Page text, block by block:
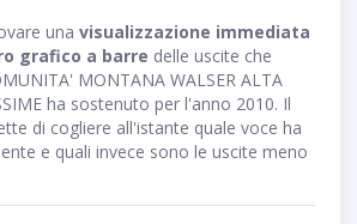
una visualizzazione immediata
grafico a barre delle uscite che
MONTANA WALSER ALTA
ha sostenuto per l'anno 2010. Il
di cogliere all'istante quale voce ha
e quali invece sono le uscite meno